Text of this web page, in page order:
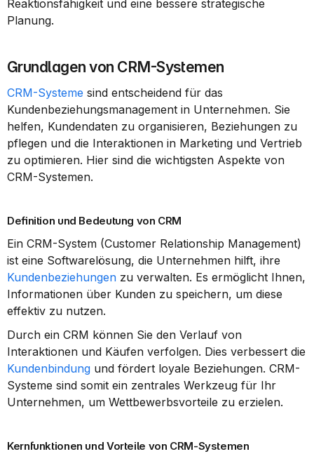
Reaktionsfähigkeit und eine bessere strategische
Planung.
Grundlagen von CRM-Systemen
CRM-Systeme sind entscheidend für das
Kundenbeziehungsmanagement in Unternehmen. Sie
helfen, Kundendaten zu organisieren, Beziehungen zu
pflegen und die Interaktionen in Marketing und Vertrieb
zu optimieren. Hier sind die wichtigsten Aspekte von
CRM-Systemen.
Definition und Bedeutung von CRM
Ein CRM-System (Customer Relationship Management)
Kundenbeziehungen zu verwalten. Es ermöglicht Ihnen,
Informationen über Kunden zu speichern, um diese
effektiv zu nutzen.
Durch ein CRM können Sie den Verlauf von
Kundenbindung und fördert loyale Beziehungen. CRM-
Systeme sind somit ein zentrales Werkzeug für Ihr
Unternehmen, um Wettbewerbsvorteile zu erzielen.
Kernfunktionen und Vorteile von CRM-Systemen